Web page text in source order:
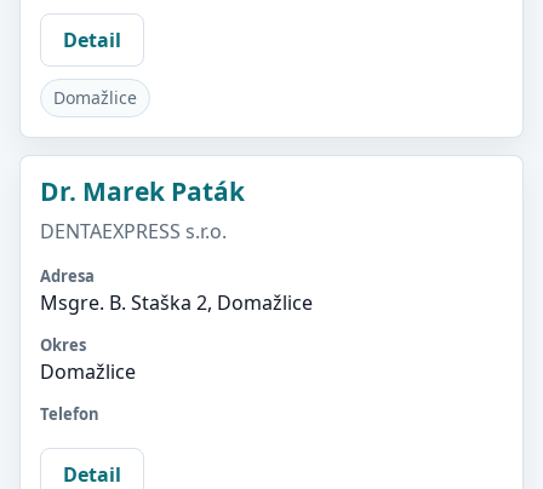
Detail
Domažlice
Dr. Marek Paták
DENTAEXPRESS s.r.o.
Adresa
Msgre. B. Staška 2, Domažlice
Okres
Domažlice
Telefon
Detail